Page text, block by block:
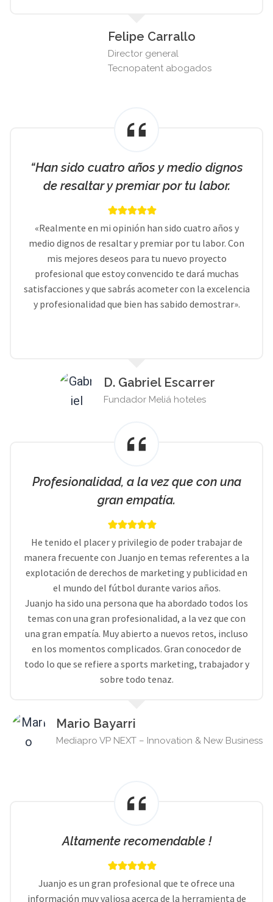
Felipe Carrallo
Director general
Tecnopatent abogados
“Han sido cuatro años y medio dignos
de resaltar y premiar por tu labor.
«Realmente en mi opinión han sido cuatro años y
medio dignos de resaltar y premiar por tu labor. Con
mis mejores deseos para tu nuevo proyecto
profesional que estoy convencido te dará muchas
satisfacciones y que sabrás acometer con la excelencia
y profesionalidad que bien has sabido demostrar».
D. Gabriel Escarrer
Fundador Meliá hoteles
Profesionalidad, a la vez que con una
gran empatía.
He tenido el placer y privilegio de poder trabajar de
manera frecuente con Juanjo en temas referentes a la
explotación de derechos de marketing y publicidad en
el mundo del fútbol durante varios años.
Juanjo ha sido una persona que ha abordado todos los
temas con una gran profesionalidad, a la vez que con
una gran empatía. Muy abierto a nuevos retos, incluso
en los momentos complicados. Gran conocedor de
todo lo que se refiere a sports marketing, trabajador y
sobre todo tenaz.
Mario Bayarri
Mediapro VP NEXT – Innovation & New Business
Altamente recomendable !
Juanjo es un gran profesional que te ofrece una
información muy valiosa acerca de la herramienta de